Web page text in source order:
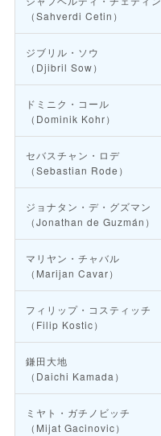
（Sahverdi Cetin）
ジブリル・ソウ
（Djibril Sow）
ドミニク・コール
（Dominik Kohr）
セバスチャン・ロデ
（Sebastian Rode）
ジョナタン・デ・グズマン
（Jonathan de Guzmán）
マリヤン・チャバル
（Marijan Cavar）
フィリップ・コスティッチ
（Filip Kostic）
鎌田大地
（Daichi Kamada）
ミヤト・ガチノビッチ
（Mijat Gacinovic）